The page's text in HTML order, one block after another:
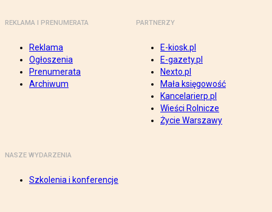
REKLAMA I PRENUMERATA
Reklama
Ogłoszenia
Prenumerata
Archiwum
PARTNERZY
E-kiosk.pl
E-gazety.pl
Nexto.pl
Mała księgowość
Kancelarierp.pl
Wieści Rolnicze
Życie Warszawy
NASZE WYDARZENIA
Szkolenia i konferencje